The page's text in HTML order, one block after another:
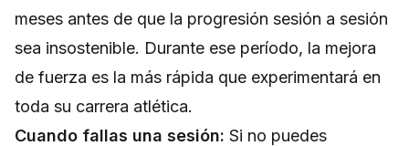
meses antes de que la progresión sesión a sesión
sea insostenible. Durante ese período, la mejora
de fuerza es la más rápida que experimentará en
toda su carrera atlética.
Cuando fallas una sesión: Si no puedes